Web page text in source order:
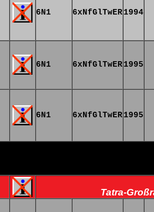
6N1 6xNfGlTwER1994
6N1 6xNfGlTwER1995
6N1 6xNfGlTwER1995
Tatra-